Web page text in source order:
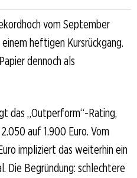
vom September
heftigen Kursrückgang.
dennoch als
das „Outperform“-Rating,
auf 1.900 Euro. Vom
impliziert das weiterhin ein
Die Begründung: schlechtere